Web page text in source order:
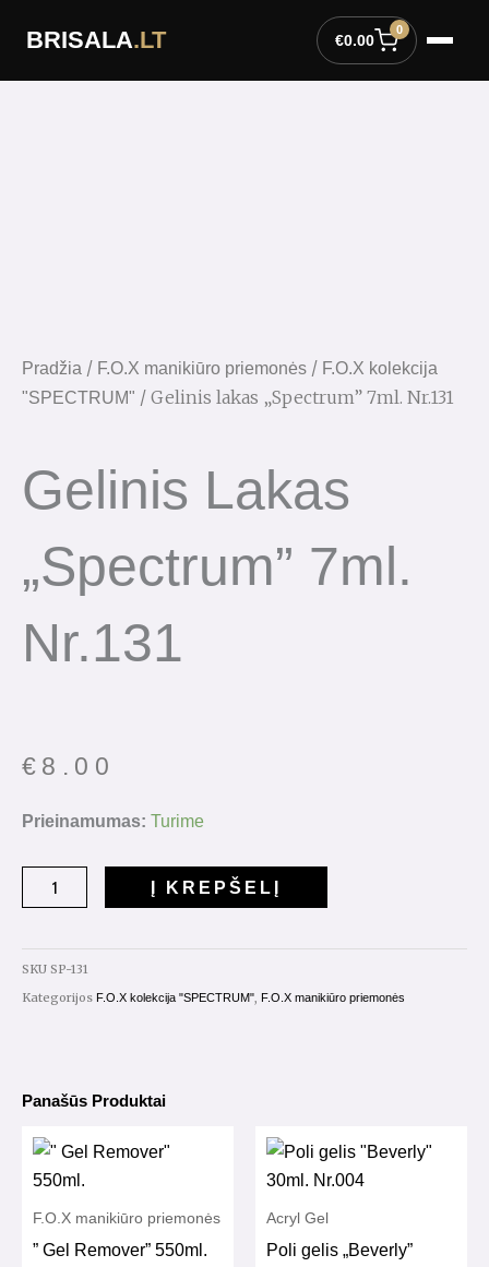
BRISALA.LT €0.00
0
Pradžia / F.O.X manikiūro priemonės / F.O.X kolekcija
"SPECTRUM" / Gelinis lakas „Spectrum” 7ml. Nr.131
Gelinis Lakas
„Spectrum” 7ml.
Nr.131
€ 8.00
Prieinamumas: Turime
produkto
lakas
7ml.
Nr.131
Į KREPŠELĮ
SKU SP-131
Kategorijos F.O.X kolekcija "SPECTRUM", F.O.X manikiūro priemonės
Panašūs Produktai
F.O.X manikiūro priemonės
” Gel Remover” 550ml.
Acryl Gel
Poli gelis „Beverly”